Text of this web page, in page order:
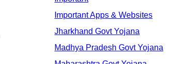
Important Apps & Websites
Jharkhand Govt Yojana
Madhya Pradesh Govt Yojana